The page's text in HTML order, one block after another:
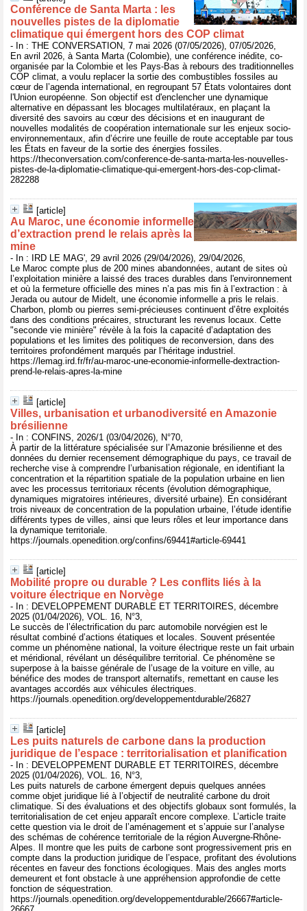
Conférence de Santa Marta : les
nouvelles pistes de la diplomatie
climatique qui émergent hors des COP climat
- In : THE CONVERSATION, 7 mai 2026 (07/05/2026), 07/05/2026,
En avril 2026, à Santa Marta (Colombie), une conférence inédite, co-
organisée par la Colombie et les Pays-Bas à rebours des traditionnelles
COP climat, a voulu replacer la sortie des combustibles fossiles au
cœur de l’agenda international, en regroupant 57 États volontaires dont
l'Union européenne. Son objectif est d'enclencher une dynamique
alternative en dépassant les blocages multilatéraux, en plaçant la
diversité des savoirs au cœur des décisions et en inaugurant de
nouvelles modalités de coopération internationale sur les enjeux socio-
environnementaux, afin d’écrire une feuille de route acceptable par tous
les États en faveur de la sortie des énergies fossiles.
https://theconversation.com/conference-de-santa-marta-les-nouvelles-
pistes-de-la-diplomatie-climatique-qui-emergent-hors-des-cop-climat-
282288
[article]
Au Maroc, une économie informelle
d’extraction prend le relais après la
mine
- In : IRD LE MAG', 29 avril 2026 (29/04/2026), 29/04/2026,
Le Maroc compte plus de 200 mines abandonnées, autant de sites où
l’exploitation minière a laissé des traces durables dans l'environnement
et où la fermeture officielle des mines n’a pas mis fin à l’extraction : à
Jerada ou autour de Midelt, une économie informelle a pris le relais.
Charbon, plomb ou pierres semi-précieuses continuent d’être exploités
dans des conditions précaires, structurant les revenus locaux. Cette
"seconde vie minière" révèle à la fois la capacité d’adaptation des
populations et les limites des politiques de reconversion, dans des
territoires profondément marqués par l’héritage industriel.
https://lemag.ird.fr/fr/au-maroc-une-economie-informelle-dextraction-
prend-le-relais-apres-la-mine
[article]
Villes, urbanisation et urbanodiversité en Amazonie
brésilienne
- In : CONFINS, 2026/1 (03/04/2026), N°70,
À partir de la littérature spécialisée sur l’Amazonie brésilienne et des
données du dernier recensement démographique du pays, ce travail de
recherche vise à comprendre l’urbanisation régionale, en identifiant la
concentration et la répartition spatiale de la population urbaine en lien
avec les processus territoriaux récents (évolution démographique,
dynamiques migratoires intérieures, diversité urbaine). En considérant
trois niveaux de concentration de la population urbaine, l’étude identifie
différents types de villes, ainsi que leurs rôles et leur importance dans
la dynamique territoriale.
https://journals.openedition.org/confins/69441#article-69441
[article]
Mobilité propre ou durable ? Les conflits liés à la
voiture électrique en Norvège
- In : DEVELOPPEMENT DURABLE ET TERRITOIRES, décembre
2025 (01/04/2026), VOL. 16, N°3,
Le succès de l’électrification du parc automobile norvégien est le
résultat combiné d’actions étatiques et locales. Souvent présentée
comme un phénomène national, la voiture électrique reste un fait urbain
et méridional, révélant un déséquilibre territorial. Ce phénomène se
superpose à la baisse générale de l’usage de la voiture en ville, au
bénéfice des modes de transport alternatifs, remettant en cause les
avantages accordés aux véhicules électriques.
https://journals.openedition.org/developpementdurable/26827
[article]
Les puits naturels de carbone dans la production
juridique de l’espace : territorialisation et planification
- In : DEVELOPPEMENT DURABLE ET TERRITOIRES, décembre
2025 (01/04/2026), VOL. 16, N°3,
Les puits naturels de carbone émergent depuis quelques années
comme objet juridique lié à l’objectif de neutralité carbone du droit
climatique. Si des évaluations et des objectifs globaux sont formulés, la
territorialisation de cet enjeu apparaît encore complexe. L’article traite
cette question via le droit de l’aménagement et s’appuie sur l’analyse
des schémas de cohérence territoriale de la région Auvergne-Rhône-
Alpes. Il montre que les puits de carbone sont progressivement pris en
compte dans la production juridique de l’espace, profitant des évolutions
récentes en faveur des fonctions écologiques. Mais des angles morts
demeurent et font obstacle à une appréhension approfondie de cette
fonction de séquestration.
https://journals.openedition.org/developpementdurable/26667#article-